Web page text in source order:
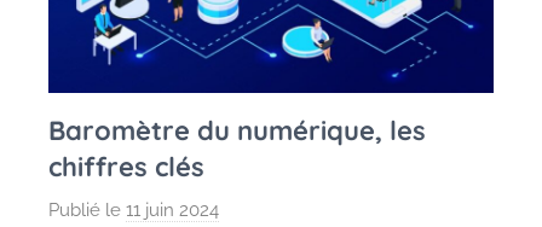
Baromètre du numérique, les
chiffres clés
Publié le 11 juin 2024